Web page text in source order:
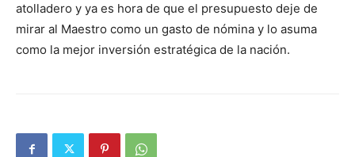
atolladero y ya es hora de que el presupuesto deje de
mirar al Maestro como un gasto de nómina y lo asuma
como la mejor inversión estratégica de la nación.